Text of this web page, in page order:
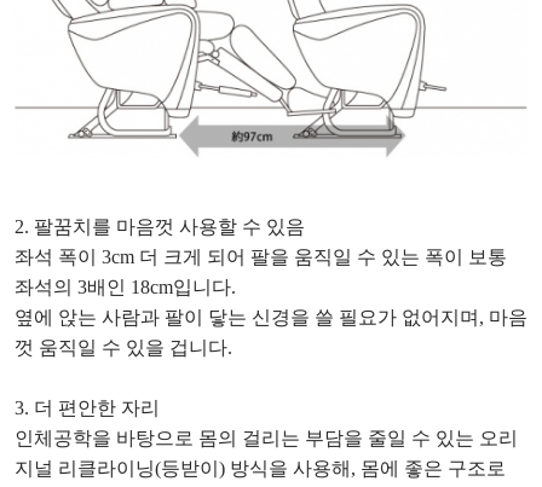
2. 팔꿈치를 마음껏 사용할 수 있음
좌석 폭이 3cm 더 크게 되어 팔을 움직일 수 있는 폭이 보통
좌석의 3배인 18cm입니다.
옆에 앉는 사람과 팔이 닿는 신경을 쓸 필요가 없어지며, 마음
껏 움직일 수 있을 겁니다.
3. 더 편안한 자리
인체공학을 바탕으로 몸의 걸리는 부담을 줄일 수 있는 오리
지널 리클라이닝(등받이) 방식을 사용해, 몸에 좋은 구조로